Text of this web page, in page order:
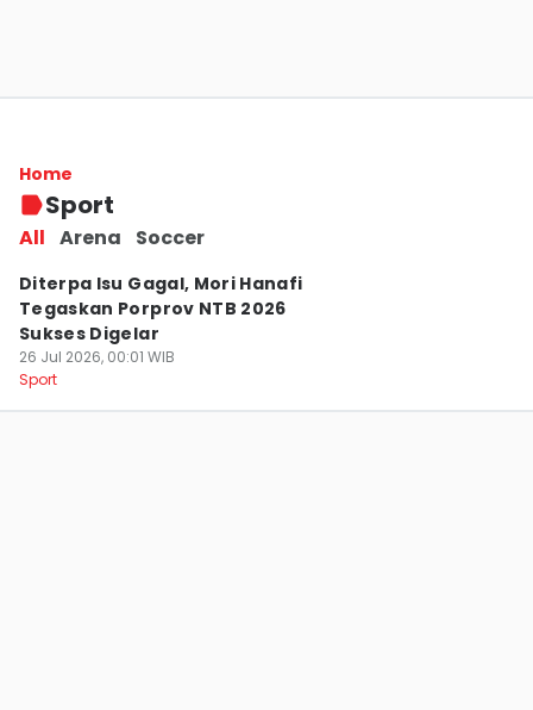
Home
Sport
All Arena Soccer
Ini Jadi Alarm Menuju PON 2028
Sport
Diterpa Isu Gagal, Mori Hanafi
Tegaskan Porprov NTB 2026
Sukses Digelar
26 Jul 2026, 00:01 WIB
Sport